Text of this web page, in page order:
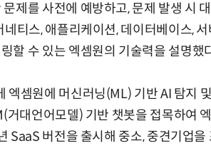
제를 사전에 예방하고, 문제 발생 시
네티스, 애플리케이션, 데이터베이스,
할 수 있는 엑셈원의 기술력을 설명했
엑셈원에 머신러닝(ML) 기반 AI 탐지
거대언어모델) 기반 챗봇을 접목하여
SaaS 버전을 출시해 중소, 중견기업
“계속 쫓아